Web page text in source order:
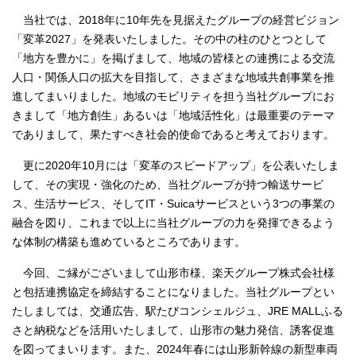
当社では、2018年に10年先を見据えたグループの経営ビジョン
「変革2027」を発表いたしました。その中の柱のひとつとして
「地方を豊かに」を掲げまして、地域の皆様との連携による交流
人口・関係人口の拡大を目指して、さまざまな地域共創事業を推
進してまいりました。地域のモビリティを担う当社グループにお
きまして「地方創生」あるいは「地域活性化」は最重要のテーマ
でありまして、果たすべき社会的使命であると考えております。
更に2020年10月には「変革のスピードアップ」を公表いたしま
して、その実現・強化のため、当社グループが持つ輸送サービ
ス、生活サービス、そしてIT・Suicaサービスという3つの事業の
融合を図り、これまで以上に当社グループの力を発揮できるよう
な体制の構築も進めているところであります。
今回、ご縁がございまして山形市様、楽天グループ株式会社様
と包括連携協定を締結することになりました。当社グループとい
たしましては、交通広告、駅たびコンシェルジュ、JRE MALLふる
さと納税などを活用いたしまして、山形市の魅力発信、誘客促進
を図ってまいります。また、2024年春には山形新幹線の新型車両